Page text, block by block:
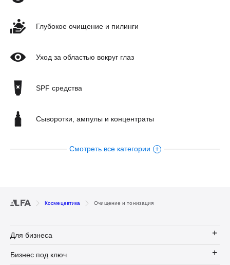
Глубокое очищение и пилинги
Уход за областью вокруг глаз
SPF средства
Сыворотки, ампулы и концентраты
Уход за кожей тела
Масла для лица
SPA-аксессуары
Смотреть все категории
Космецевтика Очищение и тонизация
Для бизнеса
Бизнес под ключ